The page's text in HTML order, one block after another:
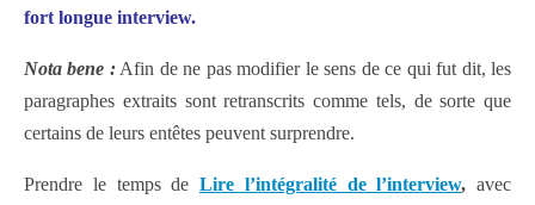
fort longue interview.
Nota bene :Afin de ne pas modifier le sens de ce qui fut dit, les
paragraphes extraits sont retranscrits comme tels, de sorte que
certains de leurs entêtes peuvent surprendre.
Prendre le temps de Lire l’intégralité de l’interview, avec